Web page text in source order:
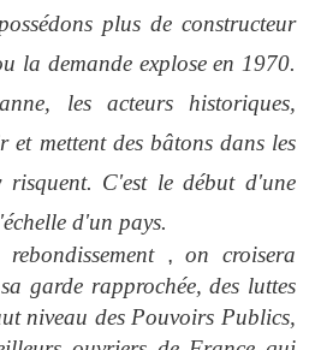
plus de constructeur
la demande explose en 1970.
les acteurs historiques,
et mettent des bâtons dans les
risquent. C'est le début d'une
d'un pays.
,on croisera
garde rapprochée, des luttes
niveau des Pouvoirs Publics,